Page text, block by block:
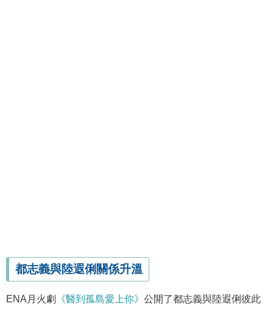
都志義與陸遐俐關係升溫
ENA月火劇 《醫到孤島愛上你》 公開了都志義與陸遐俐彼此